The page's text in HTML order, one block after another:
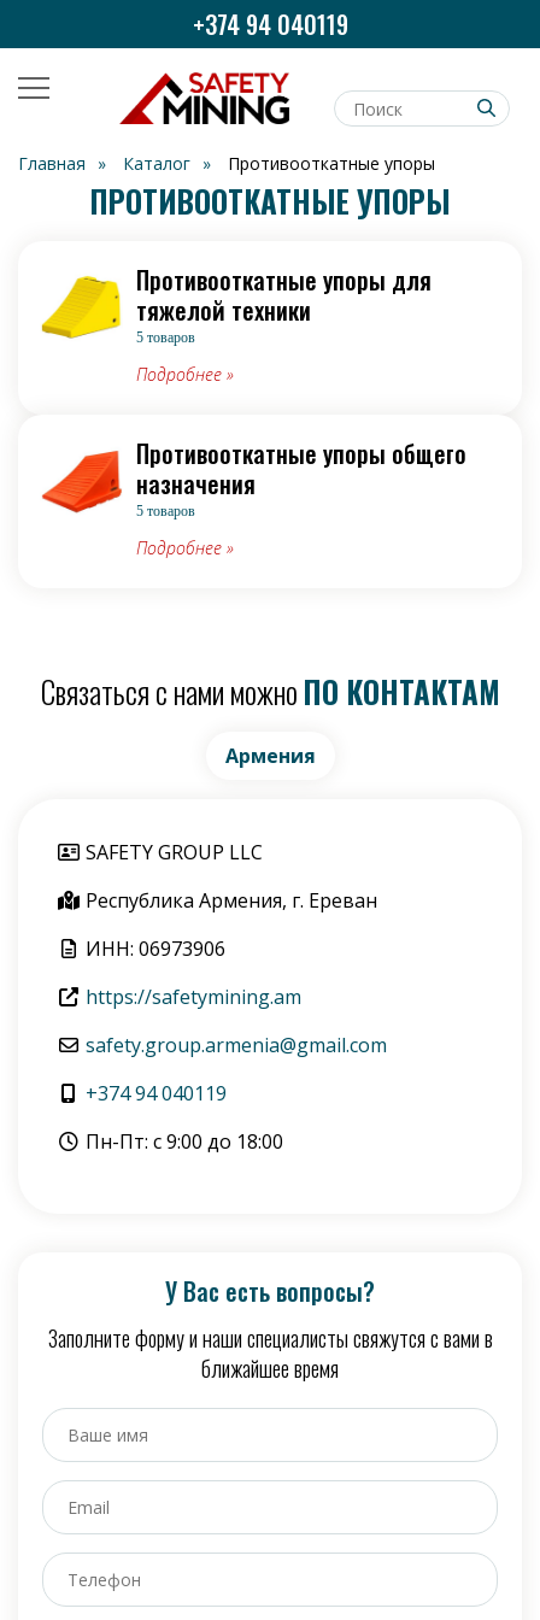
+374 94 040119
Главная⠀»⠀ Каталог⠀»⠀ Противооткатные упоры
ПРОТИВООТКАТНЫЕ УПОРЫ
Противооткатные упоры для
тяжелой техники
5 товаров
Подробнее»
Противооткатные упоры общего
назначения
5 товаров
Подробнее»
Связаться с нами можноПО КОНТАКТАМ
Армения
SAFETY GROUP LLC
Республика Армения, г. Ереван
ИНН: 06973906
https://safetymining.am
safety.group.armenia@gmail.com
+374 94 040119
Пн-Пт: с 9:00 до 18:00
У Вас есть вопросы?
Заполните форму и наши специалисты свяжутся с вами в
ближайшее время